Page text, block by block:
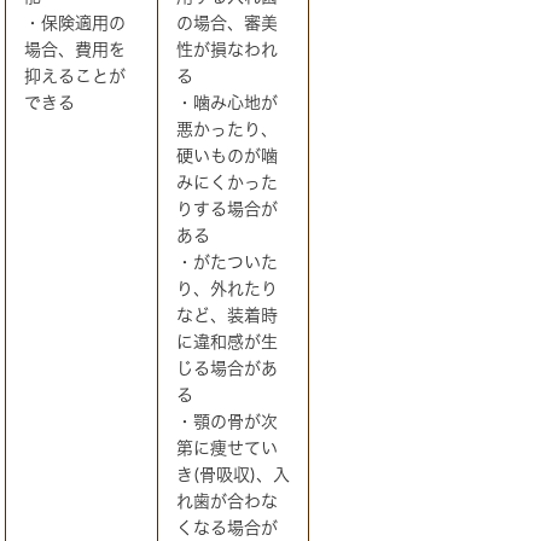
・保険適用の
場合、費用を
抑えることが
できる
の場合、審美
性が損なわれ
る
・噛み心地が
悪かったり、
硬いものが噛
みにくかった
りする場合が
ある
・がたついた
り、外れたり
など、装着時
に違和感が生
じる場合があ
る
・顎の骨が次
第に痩せてい
き(骨吸収)、入
れ歯が合わな
くなる場合が